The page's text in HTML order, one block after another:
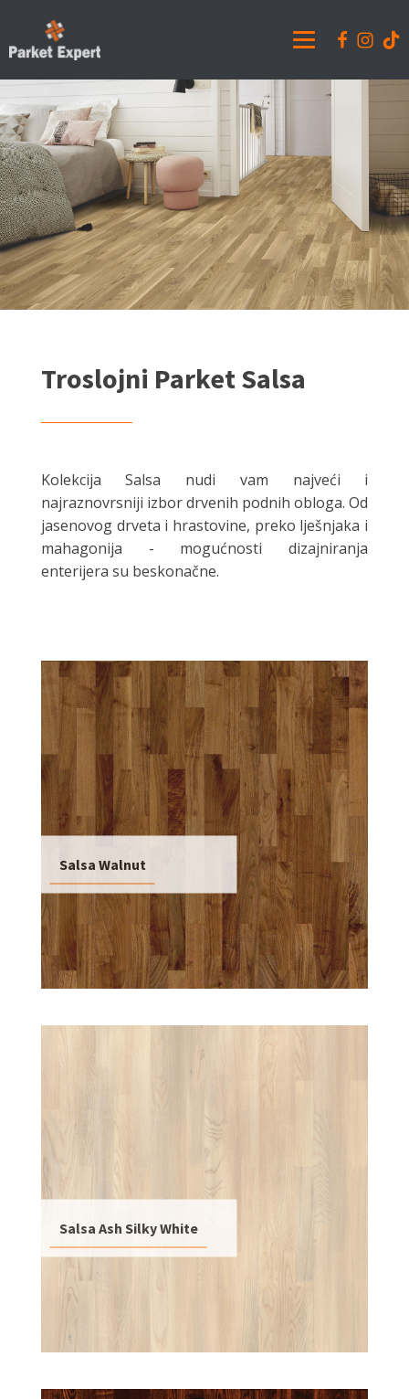
Troslojni Parket Salsa
Kolekcija Salsa nudi vam najveći i
najraznovrsniji izbor drvenih podnih obloga. Od
jasenovog drveta i hrastovine, preko lješnjaka i
mahagonija - mogućnosti dizajniranja
enterijera su beskonačne.
Salsa Walnut
Salsa Ash Silky White